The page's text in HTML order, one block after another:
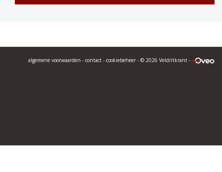
algemene voorwaarden - contact - cookiebeheer - © 2026 Veldritkrant -